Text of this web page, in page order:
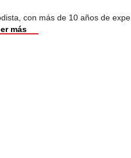
con más de 10 años de
más